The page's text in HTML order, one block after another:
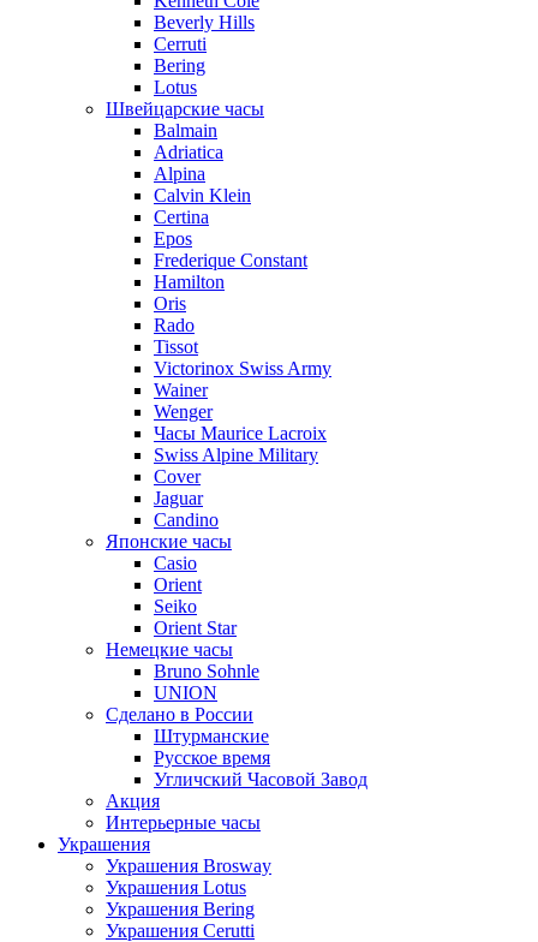
Beverly Hills
Cerruti
Bering
Lotus
Швейцарские часы
Balmain
Adriatica
Alpina
Calvin Klein
Certina
Epos
Frederique Constant
Hamilton
Oris
Rado
Tissot
Victorinox Swiss Army
Wainer
Wenger
Часы Maurice Lacroix
Swiss Alpine Military
Cover
Jaguar
Candino
Японские часы
Casio
Orient
Seiko
Orient Star
Немецкие часы
Bruno Sohnle
UNION
Сделано в России
Штурманские
Русское время
Угличский Часовой Завод
Акция
Интерьерные часы
Украшения
Украшения Brosway
Украшения Lotus
Украшения Bering
Украшения Cerutti